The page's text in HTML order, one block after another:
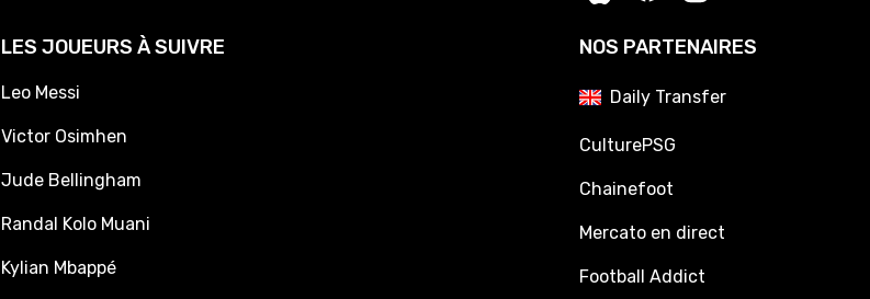
LES JOUEURS À SUIVRE
Leo Messi
Victor Osimhen
Jude Bellingham
Randal Kolo Muani
Kylian Mbappé
NOS PARTENAIRES
Daily Transfer
CulturePSG
Chainefoot
Mercato en direct
Football Addict